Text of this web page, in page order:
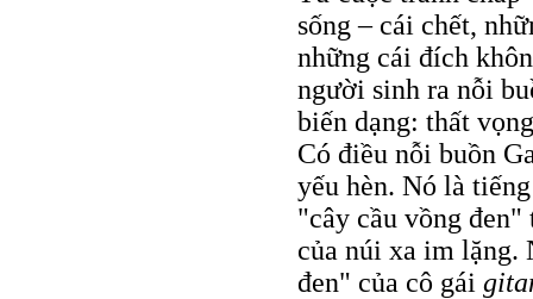
sống – cái chết,
những cái đích
người sinh ra nỗi
biến dạng: thất
Có điều nỗi buồn
yếu hèn. Nó là
"cây cầu vồng
của núi xa im lặng.
đen" của cô gái